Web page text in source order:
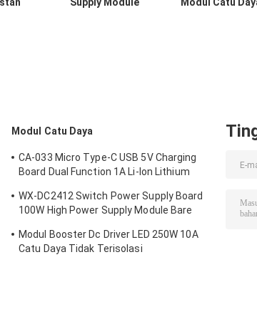
Supply Module
Modul Catu
Modul Catu Daya
CA-033 Micro Type-C USB 5V Charging
Board Dual Function 1A Li-Ion Lithium
ICs Produk
WX-DC2412 Switch Power Supply Board
100W High Power Supply Module Bare
Modul Booster Dc Driver LED 250W 10A
Catu Daya Tidak Terisolasi